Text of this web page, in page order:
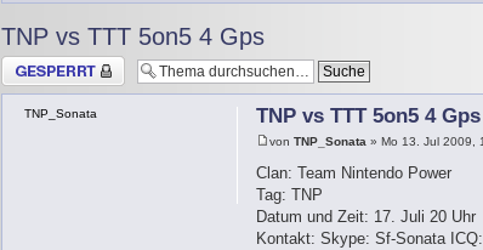
TNP vs TTT 5on5 4 Gps
Thema gesperrt
TNP vs TTT 5on5 4 Gps
vonTNP_Sonata » Mo 13. Jul 2009,
Clan: Team Nintendo Power
Tag: TNP
Datum und Zeit: 17. Juli 20 Uhr
Kontakt: Skype: Sf-Sonata
TNP_Sonata